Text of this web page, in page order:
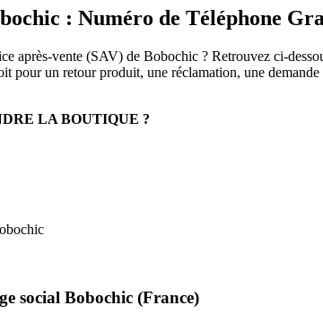
: Numéro de Téléphone
après-vente (SAV) de Bobochic ? Retrouvez ci-
pour un retour produit, une réclamation, une
LA BOUTIQUE ?
social Bobochic (France)